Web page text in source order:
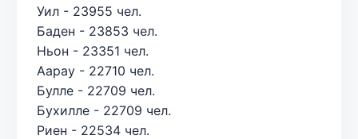
Уил - 23955 чел.
Баден - 23853 чел.
Ньон - 23351 чел.
Аарау - 22710 чел.
Булле - 22709 чел.
Бухилле - 22709 чел.
Риен - 22534 чел.